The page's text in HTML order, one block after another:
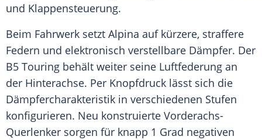
und Klappensteuerung.
Beim Fahrwerk setzt Alpina auf kürzere, straffere
Federn und elektronisch verstellbare Dämpfer. Der
B5 Touring behält weiter seine Luftfederung an
der Hinterachse. Per Knopfdruck lässt sich die
Dämpfercharakteristik in verschiedenen Stufen
konfigurieren. Neu konstruierte Vorderachs-
Querlenker sorgen für knapp 1 Grad negativen